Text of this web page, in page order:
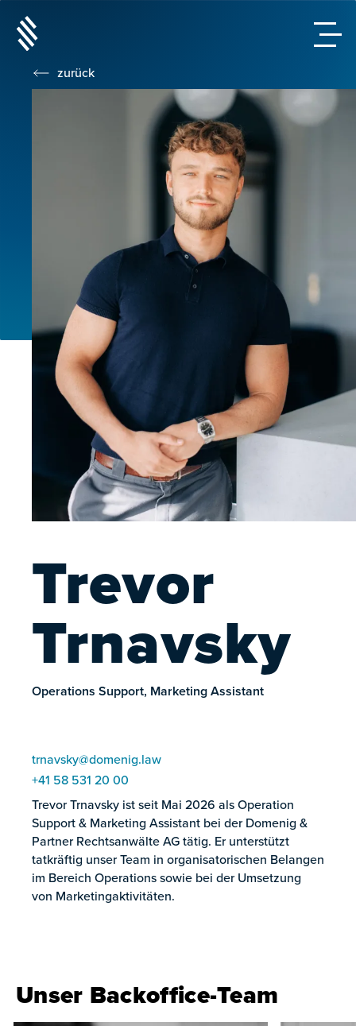
Trevor
Trnavsky
Operations Support, Marketing Assistant
trnavsky@domenig.law
+41 58 531 20 00
Trevor Trnavsky ist seit Mai 2026 als Operation
Support & Marketing Assistant bei der Domenig &
Partner Rechtsanwälte AG tätig. Er unterstützt
tatkräftig unser Team in organisatorischen Belangen
im Bereich Operations sowie bei der Umsetzung
von Marketingaktivitäten.
zurück
Unser Backoffice-Team